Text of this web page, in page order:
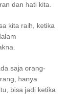
dan hati kita.
kita raih, ketika
saja orang-
hanya
bisa jadi ketika